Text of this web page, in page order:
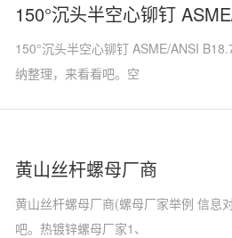
150°沉头半空心铆钉
150°沉头半空心铆钉 ASME/ANSI
纳整理，来看看吧。空
黄山丝杆螺母厂商
黄山丝杆螺母厂商(螺母厂家举例 信息
吧。热镀锌螺母厂家1、